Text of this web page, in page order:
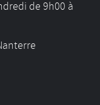
de 9h00 à